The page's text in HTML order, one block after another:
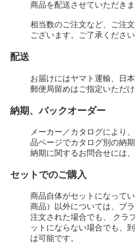
商品を配送させていただき
相当数のご注文など、ご注
ございます。ご了承ください
配送
お届けにはヤマト運輸、日
郵便局留めはご指定いただ
納期、バックオーダー
メーカー／カタログにより
品ページでカタログ別の納
納期に関するお問合せには
セットでのご購入
商品自体がセットになって
商品）以外については、ブ
注文された場合でも、 クラ
ットにならない場合でも、
は可能です。